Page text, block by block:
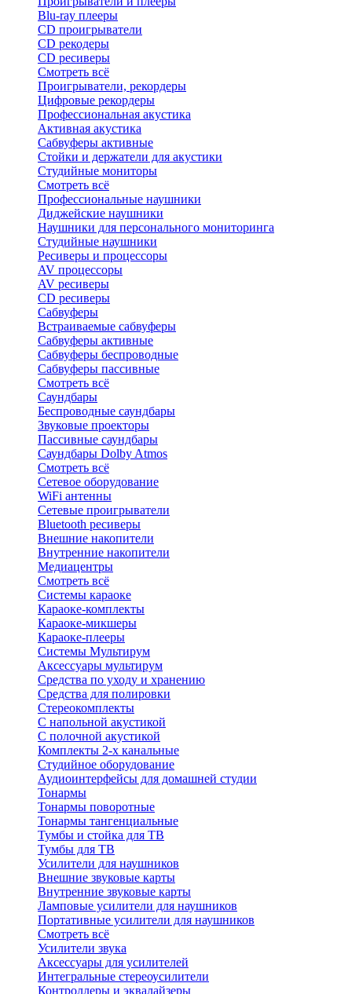
Blu-ray плееры
CD проигрыватели
CD рекодеры
CD ресиверы
Смотреть всё
Проигрыватели, рекордеры
Цифровые рекордеры
Профессиональная акустика
Активная акустика
Сабвуферы активные
Стойки и держатели для акустики
Студийные мониторы
Смотреть всё
Профессиональные наушники
Диджейские наушники
Наушники для персонального мониторинга
Студийные наушники
Ресиверы и процессоры
AV процессоры
AV ресиверы
CD ресиверы
Сабвуферы
Встраиваемые сабвуферы
Сабвуферы активные
Сабвуферы беспроводные
Сабвуферы пассивные
Смотреть всё
Саундбары
Беспроводные саундбары
Звуковые проекторы
Пассивные саундбары
Саундбары Dolby Atmos
Смотреть всё
Сетевое оборудование
WiFi антенны
Сетевые проигрыватели
Bluetooth ресиверы
Внешние накопители
Внутренние накопители
Медиацентры
Смотреть всё
Системы караоке
Караоке-комплекты
Караоке-микшеры
Караоке-плееры
Системы Мультирум
Аксессуары мультирум
Средства по уходу и хранению
Средства для полировки
Стереокомплекты
C напольной акустикой
C полочной акустикой
Комплекты 2-х канальные
Студийное оборудование
Аудиоинтерфейсы для домашней студии
Тонармы
Тонармы поворотные
Тонармы тангенциальные
Тумбы и стойка для ТВ
Тумбы для ТВ
Усилители для наушников
Внешние звуковые карты
Внутренние звуковые карты
Ламповые усилители для наушников
Портативные усилители для наушников
Смотреть всё
Усилители звука
Аксессуары для усилителей
Интегральные стереоусилители
Контроллеры и эквалайзеры